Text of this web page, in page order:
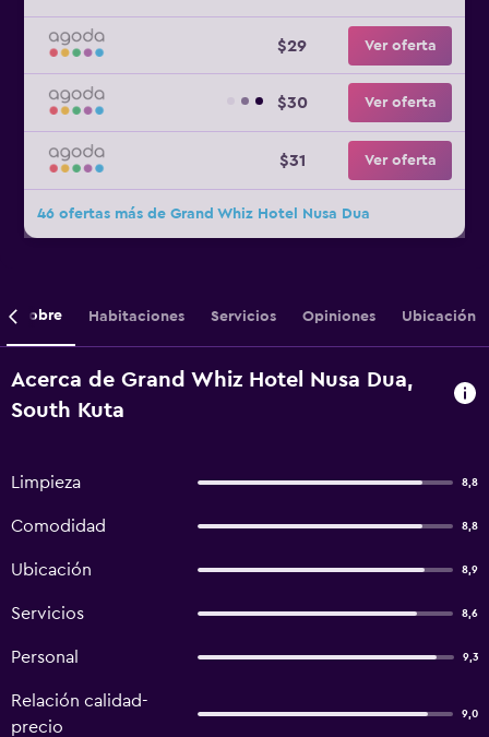
$29 Ver oferta
$30 Ver oferta
$31 Ver oferta
46 ofertas más de Grand Whiz Hotel Nusa Dua
Sobre Habitaciones Servicios Opiniones Ubicación
Acerca de Grand Whiz Hotel Nusa Dua,
South Kuta
Limpieza 8,8
Comodidad 8,8
Ubicación 8,9
Servicios 8,6
Personal 9,3
Relación calidad-
precio
9,0